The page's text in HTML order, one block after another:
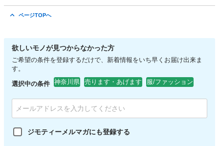
ページTOPへ
欲しいモノが見つからなかった方
ご希望の条件を登録するだけで、新着情報をいち早くお届け出来ま
す。
選択中の条件 神奈川県 売ります・あげます 服/ファッション
ジモティーメルマガにも登録する